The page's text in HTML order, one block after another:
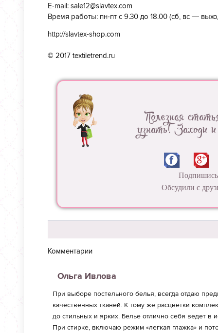
E-mail: sale12@slavtex.com
Время работы: пн-пт с 9.30 до 18.00 (сб, вс —
http://slavtex-shop.com
© 2017 textiletrend.ru
Полезная
узнать! Заходи и
Подпишись
Обсудили с
Комментарии
Ольга Ивлова
При выборе постельного белья, всегда отдаю
качественных тканей. К тому же расцветки
до стильных и ярких. Белье отлично себя ведет в
При стирке, включаю режим «легкая глажка» и